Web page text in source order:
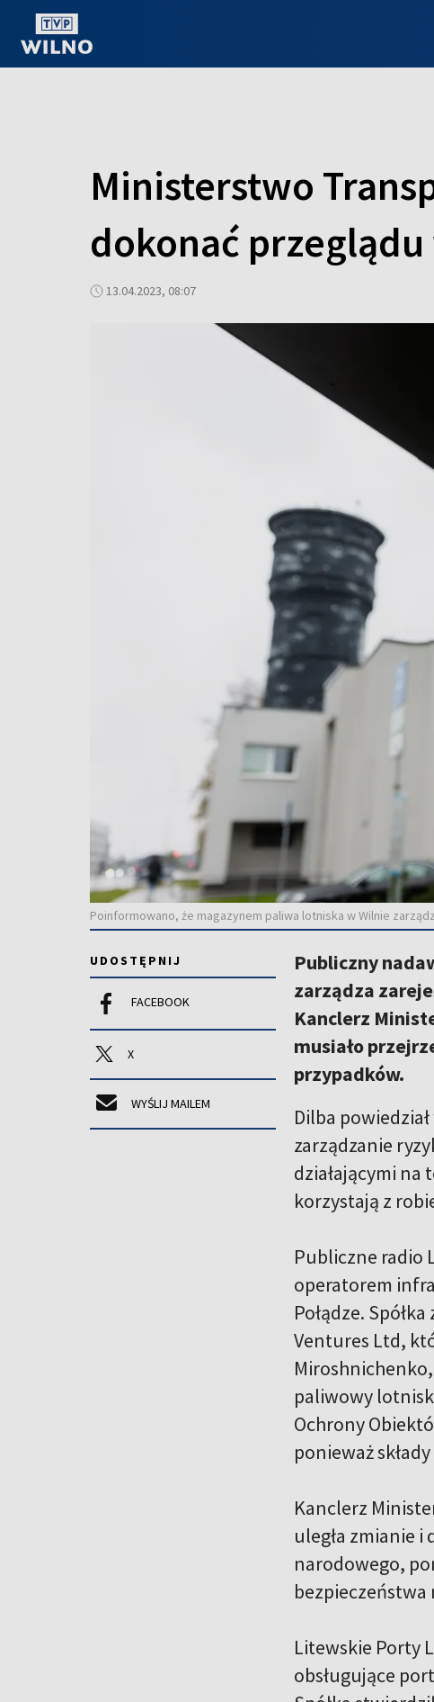
Ministerstwo
dokonać
13.04.2023, 08:07
Poinformowano, że magazynem paliwa lotniska w Wilnie
UDOSTĘPNIJ
FACEBOOK
X
WYŚLIJ MAILEM
Publiczny
zarządza
Kanclerz
musiało
przypadków.
Dilba
zarządzanie
działającymi na
korzystają z
Publiczne radio
operatorem
Połądze.
Ventures Ltd,
paliwowy
Ochrony
ponieważ
Kanclerz
uległa zmianie i
narodowego,
bezpieczeństwa
Litewskie Porty
obsługujące